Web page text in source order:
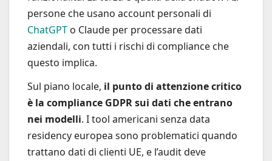
persone che usano account personali di
ChatGPT o Claude per processare dati
aziendali, con tutti i rischi di compliance che
questo implica.
Sul piano locale, il punto di attenzione critico
è la compliance GDPR sui dati che entrano
nei modelli. I tool americani senza data
residency europea sono problematici quando
trattano dati di clienti UE, e l’audit deve